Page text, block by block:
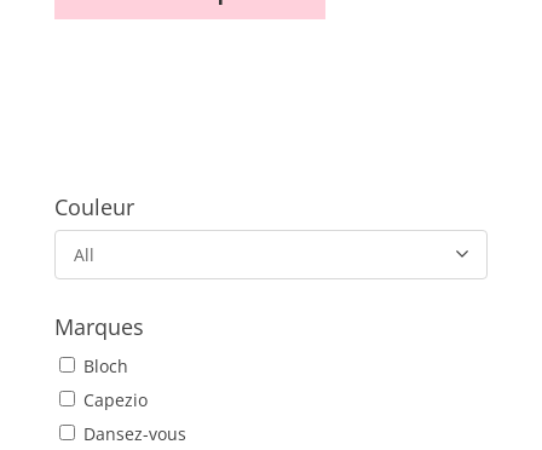
Couleur
All
Marques
Bloch
Capezio
Dansez-vous